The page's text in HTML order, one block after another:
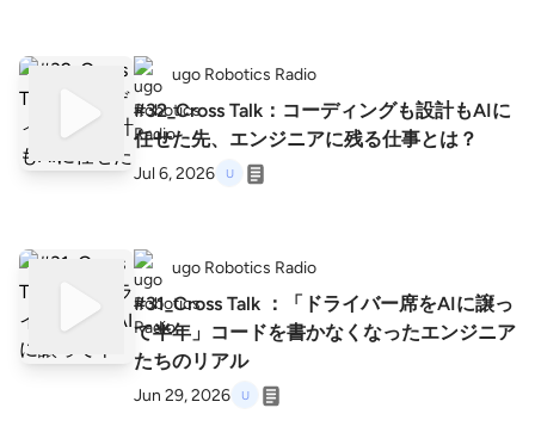
ugo Robotics Radio
#32_Cross Talk：コーディングも設計もAIに
任せた先、エンジニアに残る仕事とは？
Jul 6, 2026
ugo Robotics Radio
#31_Cross Talk ：「ドライバー席をAIに譲っ
て半年」コードを書かなくなったエンジニア
たちのリアル
Jun 29, 2026